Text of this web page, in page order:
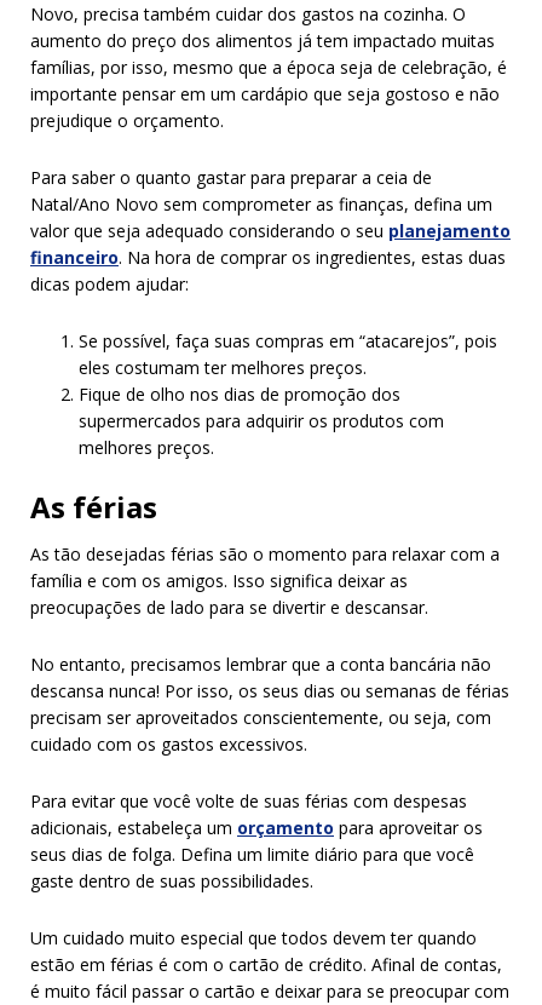
Novo, precisa também cuidar dos gastos na cozinha. O
aumento do preço dos alimentos já tem impactado muitas
famílias, por isso, mesmo que a época seja de celebração, é
importante pensar em um cardápio que seja gostoso e não
prejudique o orçamento.
Para saber o quanto gastar para preparar a ceia de
Natal/Ano Novo sem comprometer as finanças, defina um
valor que seja adequado considerando o seu planejamento
financeiro. Na hora de comprar os ingredientes, estas duas
dicas podem ajudar:
Se possível, faça suas compras em “atacarejos”, pois
eles costumam ter melhores preços.
Fique de olho nos dias de promoção dos
supermercados para adquirir os produtos com
melhores preços.
As férias
As tão desejadas férias são o momento para relaxar com a
família e com os amigos. Isso significa deixar as
preocupações de lado para se divertir e descansar.
No entanto, precisamos lembrar que a conta bancária não
descansa nunca! Por isso, os seus dias ou semanas de férias
precisam ser aproveitados conscientemente, ou seja, com
cuidado com os gastos excessivos.
Para evitar que você volte de suas férias com despesas
adicionais, estabeleça um orçamento para aproveitar os
seus dias de folga. Defina um limite diário para que você
gaste dentro de suas possibilidades.
Um cuidado muito especial que todos devem ter quando
estão em férias é com o cartão de crédito. Afinal de contas,
é muito fácil passar o cartão e deixar para se preocupar com